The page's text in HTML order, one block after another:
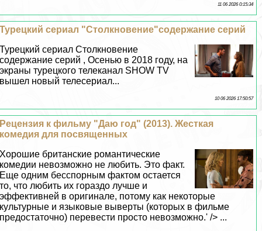
11 06 2026 0:15:34
Турецкий сериал "Столкновение"содержание серий
Турецкий сериал Столкновение
содержание серий , Осенью в 2018 году, на
экраны турецкого телеканал SHOW TV
вышел новый телесериал...
10 06 2026 17:50:57
Рецензия к фильму "Даю год" (2013). Жесткая
комедия для посвященных
Хорошие британские романтические
комедии невозможно не любить. Это факт.
Еще одним бесспopным фактом остается
то, что любить их гораздо лучше и
эффективней в оригинале, потому как некоторые
культурные и языковые выверты (которых в фильме
предостаточно) перевести просто невозможно.' /> ...